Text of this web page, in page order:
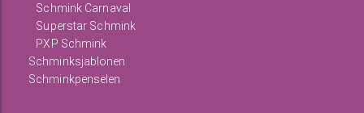
Schmink Carnaval
Superstar Schmink
PXP Schmink
Schminksjablonen
Schminkpenselen